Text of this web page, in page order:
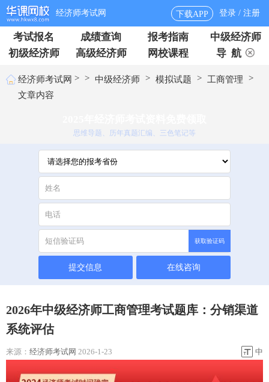
经济师考试网 下载APP 登录 / 注册
考试报名 成绩查询 报考指南
中级经济师
初级经济师
高级经济师 网校课程 导 航
经济师考试网 > > 中级经济师 > 模拟试题 > 工商管理
>
文章内容
思维导题、历年真题汇编、三色笔记等
获取验证码
提交信息 在线咨询
2026年中级经济师工商管理考试题库：分销渠道
系统评估
来源： 经济师考试网 2026-1-23 中